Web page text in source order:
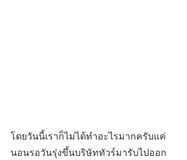
โดยวันนี้เราก็ไม่ได้ทำอะไรมากครับแค่
นอนรอวันรุ่งขึ้นบริษัททัวร์มารับไปออก